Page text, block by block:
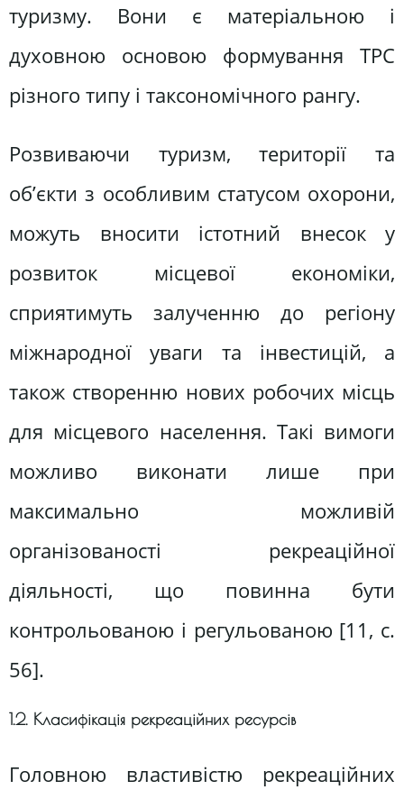
туризму. Вони є матеріальною і
духовною основою формування ТРС
різного типу і таксономічного рангу.
Розвиваючи туризм, території та
об’єкти з особливим статусом охорони,
можуть вносити істотний внесок у
розвиток місцевої економіки,
сприятимуть залученню до регіону
міжнародної уваги та інвестицій, а
також створенню нових робочих місць
для місцевого населення. Такі вимоги
можливо виконати лише при
максимально можливій
організованості рекреаційної
діяльності, що повинна бути
контрольованою і регульованою [11, c.
56].
1.2. Класифікація рекреаційних ресурсів
Головною властивістю рекреаційних